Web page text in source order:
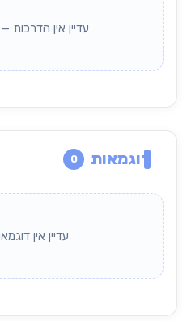
עדיין אין הדרכות
דוגמאות 0
עדיין אין